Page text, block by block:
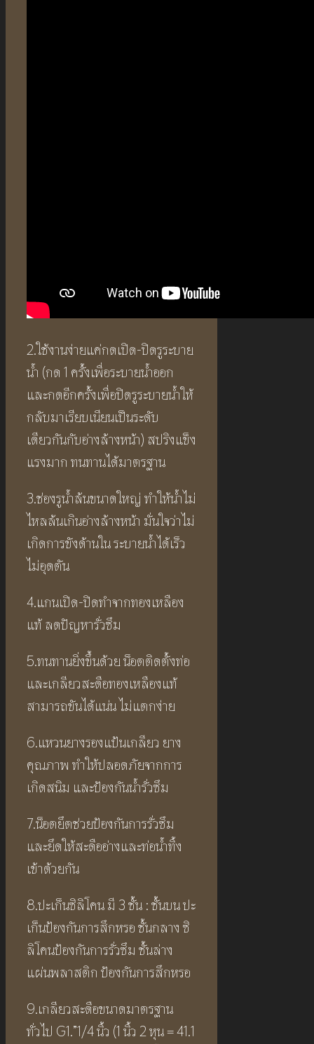
2.ใช้งานง่ายแค่กดเปิด-ปิดรูระบาย
น้ำ (กด 1 ครั้งเพื่อระบายน้ำออก
และกดอีกครั้งเพื่อปิดรูระบายน้ำให้
กลับมาเรียบเนียนเป็นระดับ
เดียวกันกับอ่างล้างหน้า) สปริงแข็ง
แรงมาก ทนทานได้มาตรฐาน
3.ช่องรูน้ำล้นขนาดใหญ่ ทำให้น้ำไม่
ไหลล้นเกินอ่างล้างหน้า มั่นใจว่าไม่
เกิดการขังด้านใน ระบายน้ำได้เร็ว
ไม่อุดตัน
4.แกนเปิด-ปิดทำจากทองเหลือง
แท้ ลดปัญหารั่วซึม
5.ทนทานยิ่งขึ้นด้วย น็อตติดตั้งท่อ
และเกลียวสะดือทองเหลืองแท้
สามารถขันได้แน่น ไม่แตกง่าย
6.แหวนยางรองแป้นเกลียว ยาง
คุณภาพ ทำให้ปลอดภัยจากการ
เกิดสนิม และป้องกันน้ำรั่วซึม
7.น็อตยึตช่วยป้องกันการรั่วซึม
และยึดให้สะดืออ่างและท่อน้ำทิ้ง
เข้าด้วยกัน
8.ปะเก็นซิลิโคน มี 3 ชั้น : ชั้นบน ปะ
เก็นป้องกันการสึกหรอ ชั้นกลาง ซิ
ลิโคนป้องกันการรั่วซึม ชั้นล่าง
แผ่นพลาสติก ป้องกันการสึกหรอ
9.เกลียวสะดือขนาดมาตรฐาน
ทั่วไป G1.”1/4 นิ้ว (1 นิ้ว 2 หุน = 41.1